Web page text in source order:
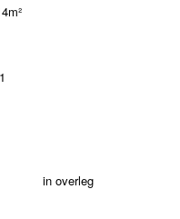
in overleg